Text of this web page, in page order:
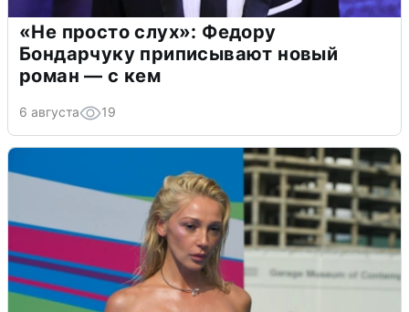
«Не просто слух»: Федору
Бондарчуку приписывают новый
роман — с кем
6 августа 19